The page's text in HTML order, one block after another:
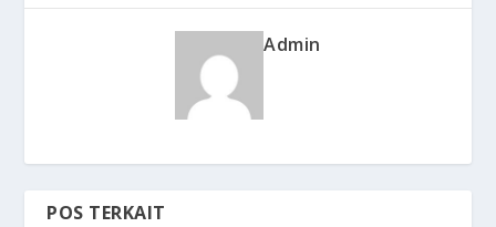
Admin
POS TERKAIT